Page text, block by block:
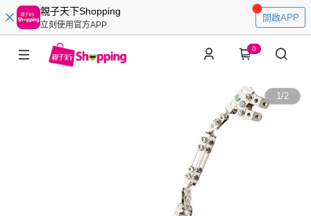
親子天下Shopping
立刻使用官方APP
開啟APP
0
1/2